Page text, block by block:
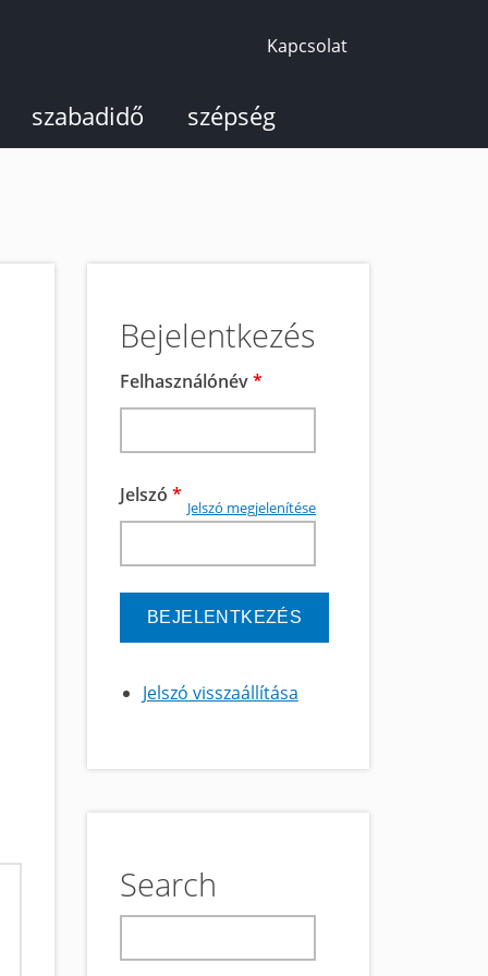
Kapcsolat
szabadidő szépség
Bejelentkezés
Felhasználónév*
Jelszó *
Jelszó megjelenítése
Jelszó visszaállítása
Search